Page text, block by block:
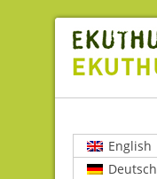
Skip
content
English
Deutsch